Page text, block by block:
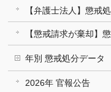
【弁護士法人】懲戒
【懲戒請求が棄却】
年別 懲戒処分データ
2026年 官報公告